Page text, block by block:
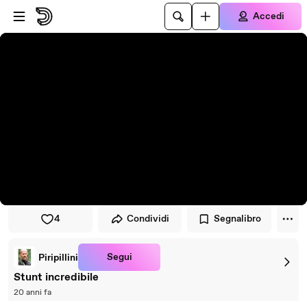
Vai al lettore
Passa al contenuto principale
Accedi
4 Condividi Segnalibro
Piripillini Segui
Stunt incredibile
20 anni fa